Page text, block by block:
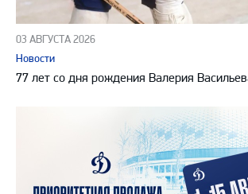
03 АВГУСТА 2026
Новости
77 лет со дня рождения Валерия